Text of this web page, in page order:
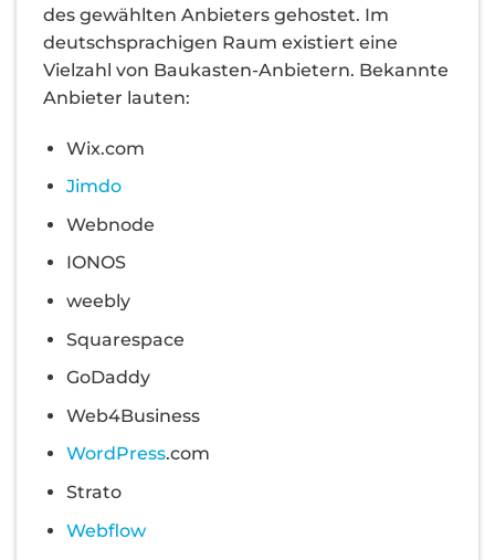
des gewählten Anbieters gehostet. Im
deutschsprachigen Raum existiert eine
Vielzahl von Baukasten-Anbietern. Bekannte
Anbieter lauten:
Wix.com
Jimdo
Webnode
IONOS
weebly
Squarespace
GoDaddy
Web4Business
WordPress.com
Strato
Webflow